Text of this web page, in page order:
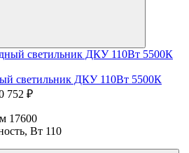
светильник ДКУ 110Вт 5500К
752 ₽
17600
Вт 110